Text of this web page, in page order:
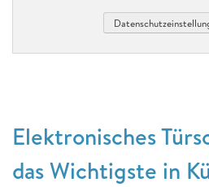
Elektronisches
das Wichtigste in